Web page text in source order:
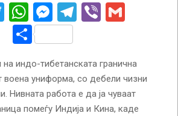
Twitter
WhatsApp
Messenger
Telegram
Viber
Share
индо-тибетанската гранична
воена униформа, со дебели чизни
Нивната работа е да ја чуваат
помеѓу Индија и Кина, каде